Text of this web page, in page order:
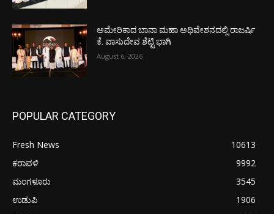
ಅಮೇರಿಕಾದ ಬಾನಾ ಮಹಾ ಅಧಿವೇಶನದಲ್ಲಿ ರಾಜರ್ಷಿ
ಕೆ. ವಾಸುದೇವ ಶೆಟ್ಟಿ ಭಾಗಿ
August 6, 2026
POPULAR CATEGORY
Fresh News
10613
ಕರಾವಳಿ
9992
ಮಂಗಳೂರು
3545
ಉಡುಪಿ
1906